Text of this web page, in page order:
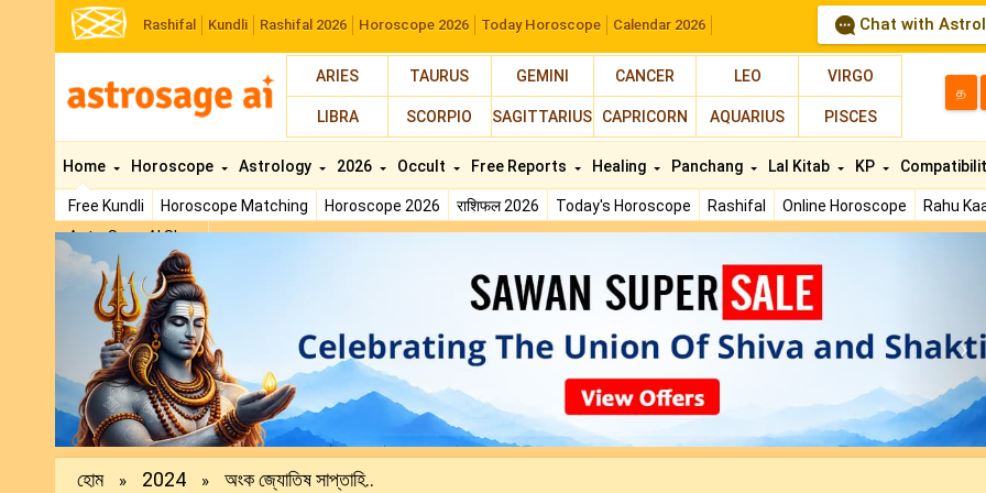
Rashifal Kundli Rashifal 2026 Horoscope 2026 Today Horoscope Calendar 2026 Chat with
ARIES TAURUS GEMINI CANCER LEO VIRGO
LIBRA SCORPIO SAGITTARIUS CAPRICORN AQUARIUS PISCES
த
Home
Free Kundli Horoscope Matching Horoscope 2026 राशिफल 2026 Today's Horoscope Rashifal Online Horoscope Rahu
AstroSage AI Shop
Horoscope Astrology 2026 Occult Free Reports Healing Panchang Lal Kitab KP
Previous
হোম » 2024 » অংক জ্যোতিষ সাপ্তাহি..